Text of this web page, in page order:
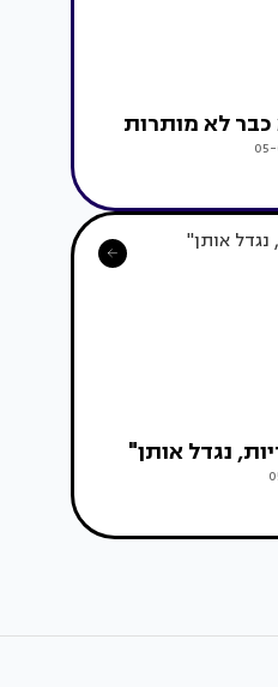
כבר לא מותרות
נגדל אותן"